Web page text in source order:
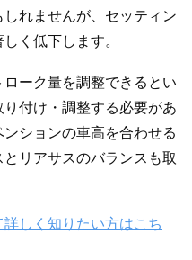
れませんが、セッティン
く低下します。
ーク量を調整できるとい
付け・調整する必要があ
ションの車高を合わせる
リアサスのバランスも取
しく知りたい方はこち